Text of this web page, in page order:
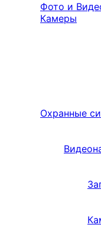
Фото и
Камеры
Охранные